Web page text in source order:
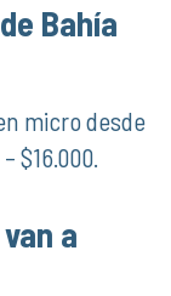
Bahía
micro desde
$16.000.
a